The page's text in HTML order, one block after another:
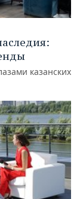
казанских